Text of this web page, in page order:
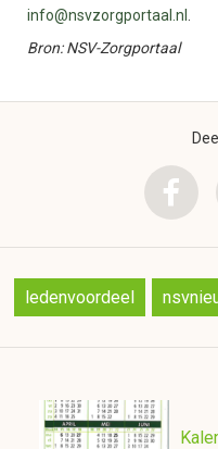
info@nsvzorgportaal.nl
Bron: NSV-Zorgportaal
ledenvoordeel